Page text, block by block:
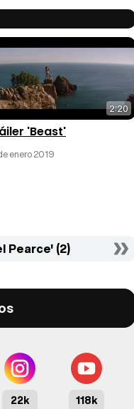
2:20
'Beast'
enero 2019
Pearce' (2)
22k 118k